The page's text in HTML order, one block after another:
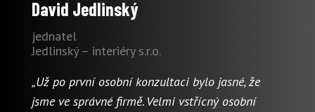
David Jedlinský
jednatel
Jedlinský – interiéry s.r.o.
„Už po první osobní konzultaci bylo jasné, že
jsme ve správné firmě. Velmi vstřícný osobní